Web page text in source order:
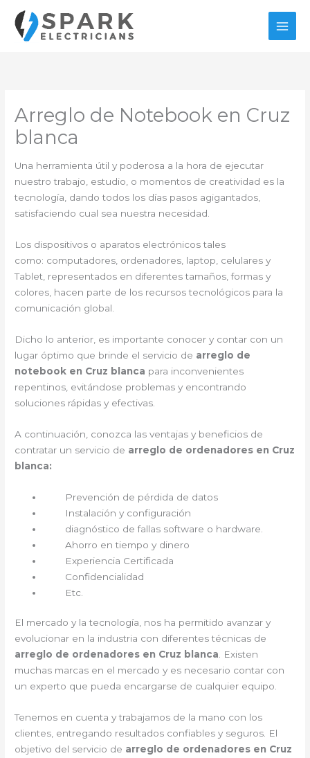
contenido
Arreglo de Notebook en Cruz
blanca
Una herramienta útil y poderosa a la hora de ejecutar
nuestro trabajo, estudio, o momentos de creatividad es la
tecnología, dando todos los días pasos agigantados,
satisfaciendo cual sea nuestra necesidad.
Los dispositivos o aparatos electrónicos tales
como: computadores, ordenadores, laptop, celulares y
Tablet, representados en diferentes tamaños, formas y
colores, hacen parte de los recursos tecnológicos para la
comunicación global.
Dicho lo anterior, es importante conocer y contar con un
lugar óptimo que brinde el servicio de arreglo de
notebook en Cruz blanca para inconvenientes
repentinos, evitándose problemas y encontrando
soluciones rápidas y efectivas.
A continuación, conozca las ventajas y beneficios de
contratar un servicio de arreglo de ordenadores en Cruz
blanca:
Prevención de pérdida de datos
Instalación y configuración
diagnóstico de fallas software o hardware.
Ahorro en tiempo y dinero
Experiencia Certificada
Confidencialidad
Etc.
El mercado y la tecnología, nos ha permitido avanzar y
evolucionar en la industria con diferentes técnicas de
arreglo de ordenadores en Cruz blanca. Existen
muchas marcas en el mercado y es necesario contar con
un experto que pueda encargarse de cualquier equipo.
Tenemos en cuenta y trabajamos de la mano con los
clientes, entregando resultados confiables y seguros. El
objetivo del servicio de arreglo de ordenadores en Cruz